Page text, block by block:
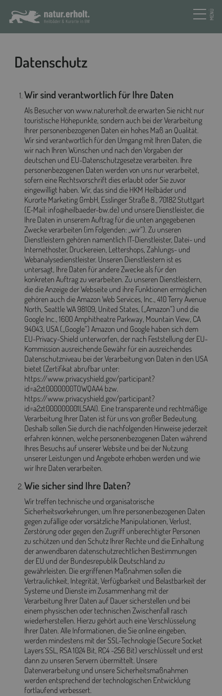
MENÜ
Datenschutz
Wir sind verantwortlich für Ihre Daten
Als Besucher von www.naturerholt.de erwarten Sie nicht nur
touristische Höhepunkte, sondern auch bei der Verarbeitung
Ihrer personenbezogenen Daten ein hohes Maß an Qualität.
Wir sind verantwortlich für den Umgang mit Ihren Daten, die
wir nach Ihren Wünschen und nach den Vorgaben der
deutschen und EU-Datenschutzgesetze verarbeiten. Ihre
personenbezogenen Daten werden von uns nur verarbeitet,
sofern eine Rechtsvorschrift dies erlaubt oder Sie zuvor
eingewilligt haben. Wir, das sind die HKM Heilbäder und
Kurorte Marketing GmbH, Esslinger Straße 8., 70182 Stuttgart
(E-Mail: info@heilbaeder-bw.de) und unsere Dienstleister, die
Ihre Daten in unserem Auftrag für die unten angegebenen
Zwecke verarbeiten (im Folgenden: „wir“). Zu unseren
Dienstleistern gehören namentlich IT-Dienstleister, Datei- und
Internethoster, Druckereien, Lettershops, Zahlungs- und
Webanalysedienstleister. Unseren Dienstleistern ist es
untersagt, Ihre Daten für andere Zwecke als für den
konkreten Auftrag zu verarbeiten. Zu unseren Dienstleistern,
die die Anzeige der Webseite und ihre Funktionen ermöglichen
gehören auch die Amazon Web Services, Inc., 410 Terry Avenue
North, Seattle WA 98109, United States, („Amazon“) und die
Google Inc., 1600 Amphitheatre Parkway, Mountain View, CA
94043, USA („Google“) Amazon und Google haben sich dem
EU-Privacy-Shield unterworfen, der nach Feststellung der EU-
Kommission ausreichende Gewähr für ein ausreichendes
Datenschutzniveau bei der Verarbeitung von Daten in den USA
bietet (Zertifikat abrufbar unter:
https://www.privacyshield.gov/participant?
id=a2zt0000000TOWQAA4 bzw.
https://www.privacyshield.gov/participant?
id=a2zt000000001L5AAI). Eine transparente und rechtmäßige
Verarbeitung Ihrer Daten ist für uns von großer Bedeutung.
Deshalb sollen Sie durch die nachfolgenden Hinweise jederzeit
erfahren können, welche personenbezogenen Daten während
Ihres Besuchs auf unserer Website und bei der Nutzung
unserer Leistungen und Angebote erhoben werden und wie
wir Ihre Daten verarbeiten.
Wie sicher sind Ihre Daten?
Wir treffen technische und organisatorische
Sicherheitsvorkehrungen, um Ihre personenbezogenen Daten
gegen zufällige oder vorsätzliche Manipulationen, Verlust,
Zerstörung oder gegen den Zugriff unberechtigter Personen
zu schützen und den Schutz Ihrer Rechte und die Einhaltung
der anwendbaren datenschutzrechtlichen Bestimmungen
der EU und der Bundesrepublik Deutschland zu
gewährleisten. Die ergriffenen Maßnahmen sollen die
Vertraulichkeit, Integrität, Verfügbarkeit und Belastbarkeit der
Systeme und Dienste im Zusammenhang mit der
Verarbeitung Ihrer Daten auf Dauer sicherstellen und bei
einem physischen oder technischen Zwischenfall rasch
wiederherstellen. Hierzu gehört auch eine Verschlüsselung
Ihrer Daten. Alle Informationen, die Sie online eingeben,
werden mindestens mit der SSL-Technologie (Secure Socket
Layers SSL, RSA 1024 Bit, RC4 -256 Bit) verschlüsselt und erst
dann zu unseren Servern übermittelt. Unsere
Datenverarbeitung und unsere Sicherheitsmaßnahmen
werden entsprechend der technologischen Entwicklung
fortlaufend verbessert.